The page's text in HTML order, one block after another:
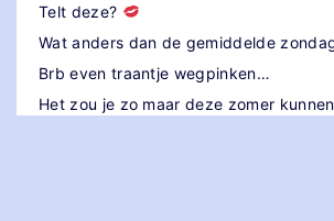
Telt deze?
Wat anders dan de gemiddelde
Brb even traantje wegpinken…
Het zou je zo maar deze zomer